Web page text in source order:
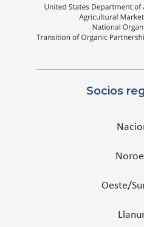
Socios
Oeste/